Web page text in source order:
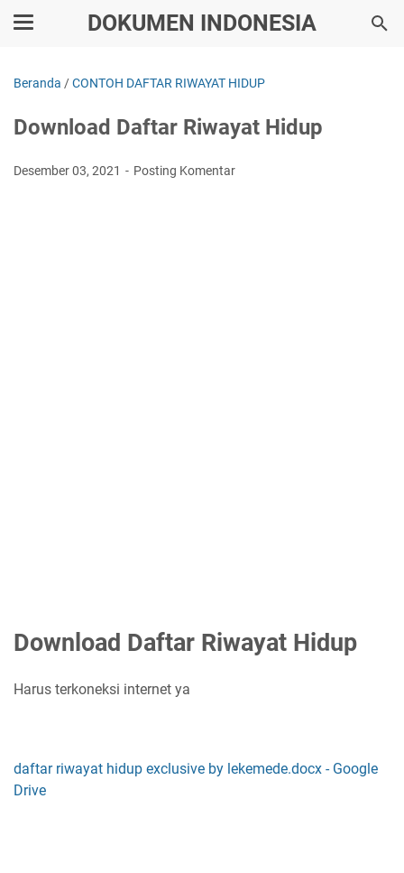
DOKUMEN INDONESIA
Beranda /CONTOH DAFTAR RIWAYAT HIDUP
Download Daftar Riwayat Hidup
Desember 03, 2021 Posting Komentar
Download Daftar Riwayat Hidup
Harus terkoneksi internet ya
daftar riwayat hidup exclusive by lekemede.docx - Google
Drive